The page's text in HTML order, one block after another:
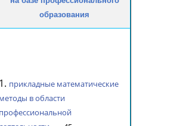
образования
1. прикладные математические
методы в области
профессиональной